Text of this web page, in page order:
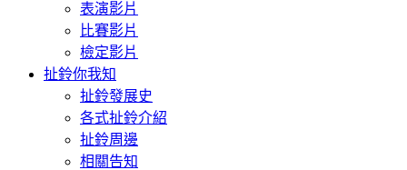
表演影片
比賽影片
檢定影片
扯鈴你我知
扯鈴發展史
各式扯鈴介紹
扯鈴周邊
相關告知